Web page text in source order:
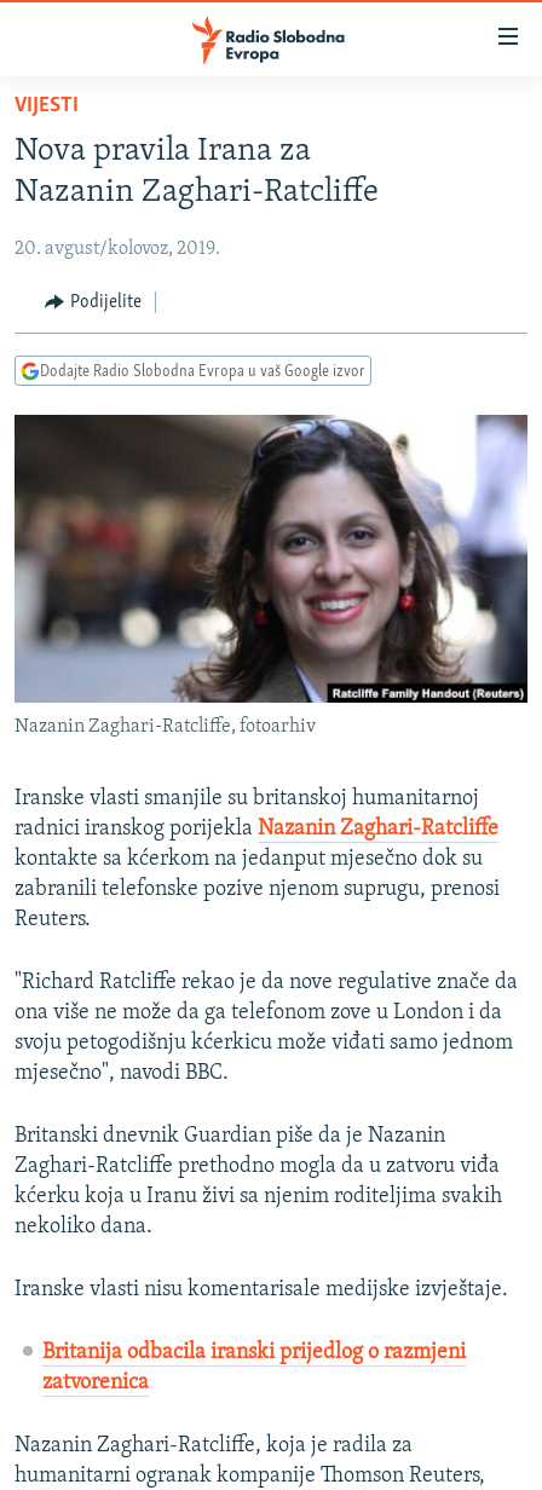
Pređite
glavni
sadržaj
na
navigaciju
Pređite
na
BOSNA I HERCEGOVINA
KOSOVO
CRNA GORA
VIDEO
PODCASTI
RSE PRIČE IZ SVIJETA
ISPRIČAJ MI
DNEVNO@RSE
SPECIJALI RSE
GENOCID U SREBRENICI
POPLAVE I KLIZIŠTA U BIH 2024.
TV LIBERTY
POST SCRIPTUM
MOJA EVROPA
SVE KARTE DEJTONA
NASTANAK I RASPAD JUGOSLAVIJE
PRATITE NAS
Sve RFE/RL stranice
VIJESTI
Nova pravila Irana za
Nazanin Zaghari-Ratcliffe
20. avgust/kolovoz, 2019.
Podijelite
Dodajte Radio Slobodna Evropa u vaš Google izvor
Nazanin Zaghari-Ratcliffe, fotoarhiv
Iranske vlasti smanjile su britanskoj humanitarnoj
radnici iranskog porijekla Nazanin Zaghari-Ratcliffe
kontakte sa kćerkom na jedanput mjesečno dok su
zabranili telefonske pozive njenom suprugu, prenosi
Reuters.
"Richard Ratcliffe rekao je da nove regulative znače da
ona više ne može da ga telefonom zove u London i da
svoju petogodišnju kćerkicu može viđati samo jednom
mjesečno", navodi BBC.
Britanski dnevnik Guardian piše da je Nazanin
Zaghari-Ratcliffe prethodno mogla da u zatvoru viđa
kćerku koja u Iranu živi sa njenim roditeljima svakih
nekoliko dana.
Iranske vlasti nisu komentarisale medijske izvještaje.
Britanija odbacila iranski prijedlog o razmjeni
zatvorenica
Nazanin Zaghari-Ratcliffe, koja je radila za
humanitarni ogranak kompanije Thomson Reuters,